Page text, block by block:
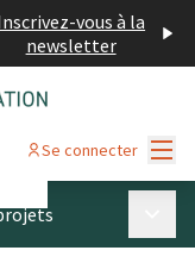
vous à la
newsletter
Se connecter